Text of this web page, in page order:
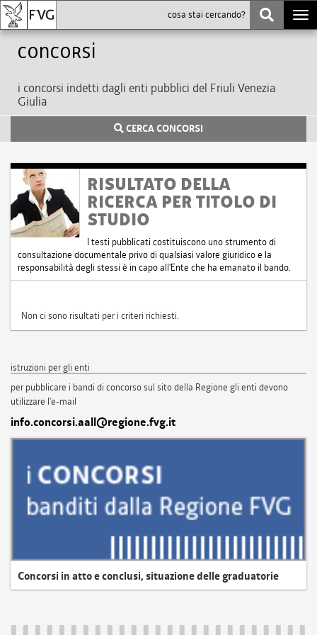
Concorsi
i concorsi indetti dagli enti pubblici del Friuli Venezia
Giulia
CERCA CONCORSI
RISULTATO DELLA
RICERCA PER TITOLO DI
STUDIO
I testi pubblicati costituiscono uno strumento di
consultazione documentale privo di qualsiasi valore giuridico e la
responsabilità degli stessi è in capo all'Ente che ha emanato il bando.
Non ci sono risultati per i criteri richiesti.
istruzioni per gli enti
per pubblicare i bandi di concorso sul sito della Regione gli enti devono
utilizzare l'e-mail
info.concorsi.aall@regione.fvg.it
Concorsi in atto e conclusi, situazione delle graduatorie